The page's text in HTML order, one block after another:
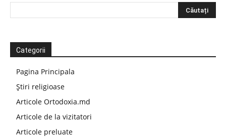
Categorii
Pagina Principala
Știri religioase
Articole Ortodoxia.md
Articole de la vizitatori
Articole preluate